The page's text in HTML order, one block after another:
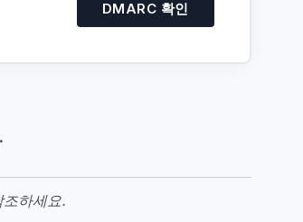
DMARC 확인
하세요.